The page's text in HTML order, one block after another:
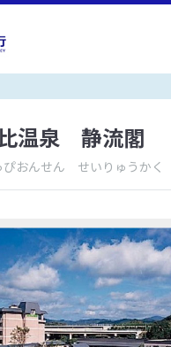
温泉 静流閣
ぴおんせん せいりゅうかく